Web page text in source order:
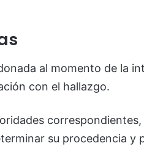
al momento de la
con el hallazgo.
correspondientes,
su procedencia y